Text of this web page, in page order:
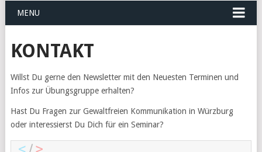
MENU
KONTAKT
Willst Du gerne den Newsletter mit den Neuesten Terminen und
Infos zur Übungsgruppe erhalten?
Hast Du Fragen zur Gewaltfreien Kommunikation in Würzburg
oder interessierst Du Dich für ein Seminar?